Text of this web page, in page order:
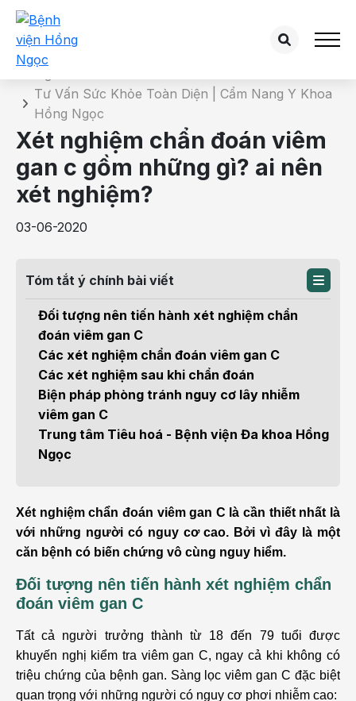
Chi tiết bài tư vấn
Tư Vấn Sức Khỏe Toàn Diện | Cẩm Nang Y Khoa
Hồng Ngọc
Xét nghiệm chẩn đoán viêm
gan c gồm những gì? ai nên
xét nghiệm?
03-06-2020
Tóm tắt ý chính bài viết
Đối tượng nên tiến hành xét nghiệm chẩn
đoán viêm gan C
Các xét nghiệm chẩn đoán viêm gan C
Các xét nghiệm sau khi chẩn đoán
Biện pháp phòng tránh nguy cơ lây nhiễm
viêm gan C
Trung tâm Tiêu hoá - Bệnh viện Đa khoa Hồng
Ngọc
Xét nghiệm chẩn đoán viêm gan C là cần thiết nhất là
với những người có nguy cơ cao. Bởi vì đây là một
căn bệnh có biến chứng vô cùng nguy hiểm.
Đối tượng nên tiến hành xét nghiệm chẩn
đoán viêm gan C
Tất cả người trưởng thành từ 18 đến 79 tuổi được
khuyến nghị kiểm tra viêm gan C, ngay cả khi không có
triệu chứng của bệnh gan. Sàng lọc viêm gan C đặc biệt
quan trọng với những người có nguy cơ phơi nhiễm cao: